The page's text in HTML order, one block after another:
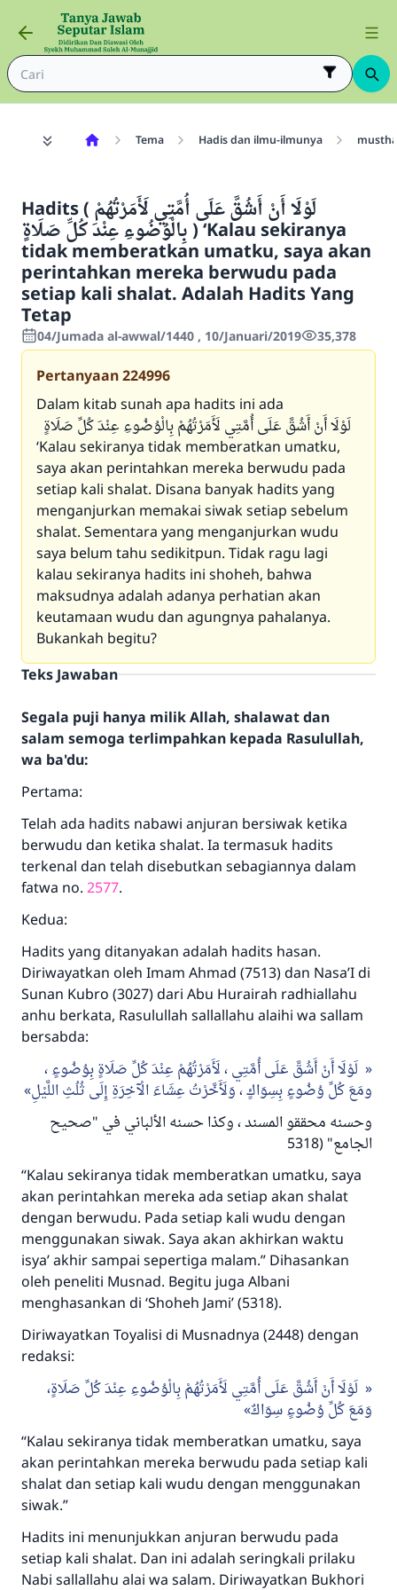
Tema Hadis dan ilmu-ilmunya
Hadits ( لَوْلَا أَنْ أَشُقَّ عَلَى أُمَّتِي لَأَمَرْتُهُمْ
بِالْوُضُوءِ عِنْدَ كُلِّ صَلَاةٍ ) ‘Kalau sekiranya
tidak memberatkan umatku, saya akan
perintahkan mereka berwudu pada
setiap kali shalat. Adalah Hadits Yang
Tetap
04/Jumada al-awwal/1440 , 10/Januari/2019 35,378
Pertanyaan224996
Dalam kitab sunah apa hadits ini ada
‘Kalau sekiranya tidak memberatkan umatku,
saya akan perintahkan mereka berwudu pada
setiap kali shalat. Disana banyak hadits yang
menganjurkan memakai siwak setiap sebelum
shalat. Sementara yang menganjurkan wudu
saya belum tahu sedikitpun. Tidak ragu lagi
kalau sekiranya hadits ini shoheh, bahwa
maksudnya adalah adanya perhatian akan
keutamaan wudu dan agungnya pahalanya.
Bukankah begitu?
Teks Jawaban
Segala puji hanya milik Allah, shalawat dan
salam semoga terlimpahkan kepada Rasulullah,
wa ba'du:
Pertama:
Telah ada hadits nabawi anjuran bersiwak ketika
berwudu dan ketika shalat. Ia termasuk hadits
terkenal dan telah disebutkan sebagiannya dalam
fatwa no. 2577.
Kedua:
Hadits yang ditanyakan adalah hadits hasan.
Diriwayatkan oleh Imam Ahmad (7513) dan Nasa’I di
Sunan Kubro (3027) dari Abu Hurairah radhiallahu
anhu berkata, Rasulullah sallallahu alaihi wa sallam
bersabda:
لَوْلَا أَنْ أَشُقَّ عَلَى أُمَّتِي ، لَأَمَرْتُهُمْ عِنْدَ كُلِّ صَلَاةٍ بِوُضُوءٍ ،
ومَعَ كُلِّ وُضُوءٍ بِسِوَاكٍ ، وَلَأَخَّرْتُ عِشَاءَ الْآخِرَةِ إِلَى ثُلُثِ اللَّيْلِ
وحسنه محققو المسند ، وكذا حسنه الألباني في "صحيح
الجامع" (5318
“Kalau sekiranya tidak memberatkan umatku, saya
akan perintahkan mereka ada setiap akan shalat
dengan berwudu. Pada setiap kali wudu dengan
menggunakan siwak. Saya akan akhirkan waktu
isya’ akhir sampai sepertiga malam.” Dihasankan
oleh peneliti Musnad. Begitu juga Albani
menghasankan di ‘Shoheh Jami’ (5318).
Diriwayatkan Toyalisi di Musnadnya (2448) dengan
redaksi:
لَوْلَا أَنْ أَشُقَّ عَلَى أُمَّتِي لَأَمَرْتُهُمْ بِالْوُضُوءِ عِنْدَ كُلِّ صَلَاةٍ،
وَمَعَ كُلِّ وُضُوءٍ سِوَاكٌ
“Kalau sekiranya tidak memberatkan umatku, saya
akan perintahkan mereka berwudu pada setiap kali
shalat dan setiap kali wudu dengan menggunakan
siwak.”
Hadits ini menunjukkan anjuran berwudu pada
setiap kali shalat. Dan ini adalah seringkali prilaku
Nabi sallallahu alai wa salam. Diriwayatkan Bukhori